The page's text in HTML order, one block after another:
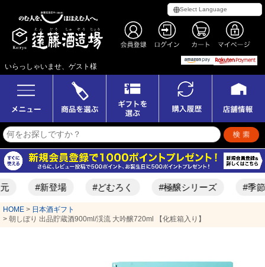
いらっしゃいませ、ゲスト様
登場 #どむろく #極醸シリーズ #季節限定酒
HOME
日本酒ギフト
朝しぼり 出品貯蔵酒900ml/渓流 大吟醸720ml 【化粧箱入り】